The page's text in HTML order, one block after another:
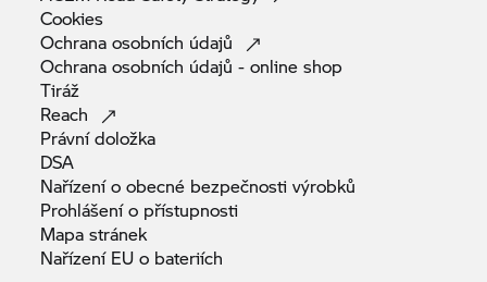
Cookies
Ochrana osobních údajů
Ochrana osobních údajů - onlineshop
Tiráž
Reach
Právnídoložka
DSA
Nařízení o obecné bezpečnostivýrobků
Prohlášení o přístupnosti
Mapastránek
Nařízení EU o bateriích